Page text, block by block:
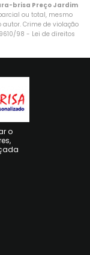
brisa Preço Jardim
ou total, mesmo
Crime de violação
98 - Lei de direitos
o